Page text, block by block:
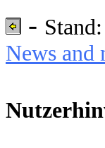
-
News and